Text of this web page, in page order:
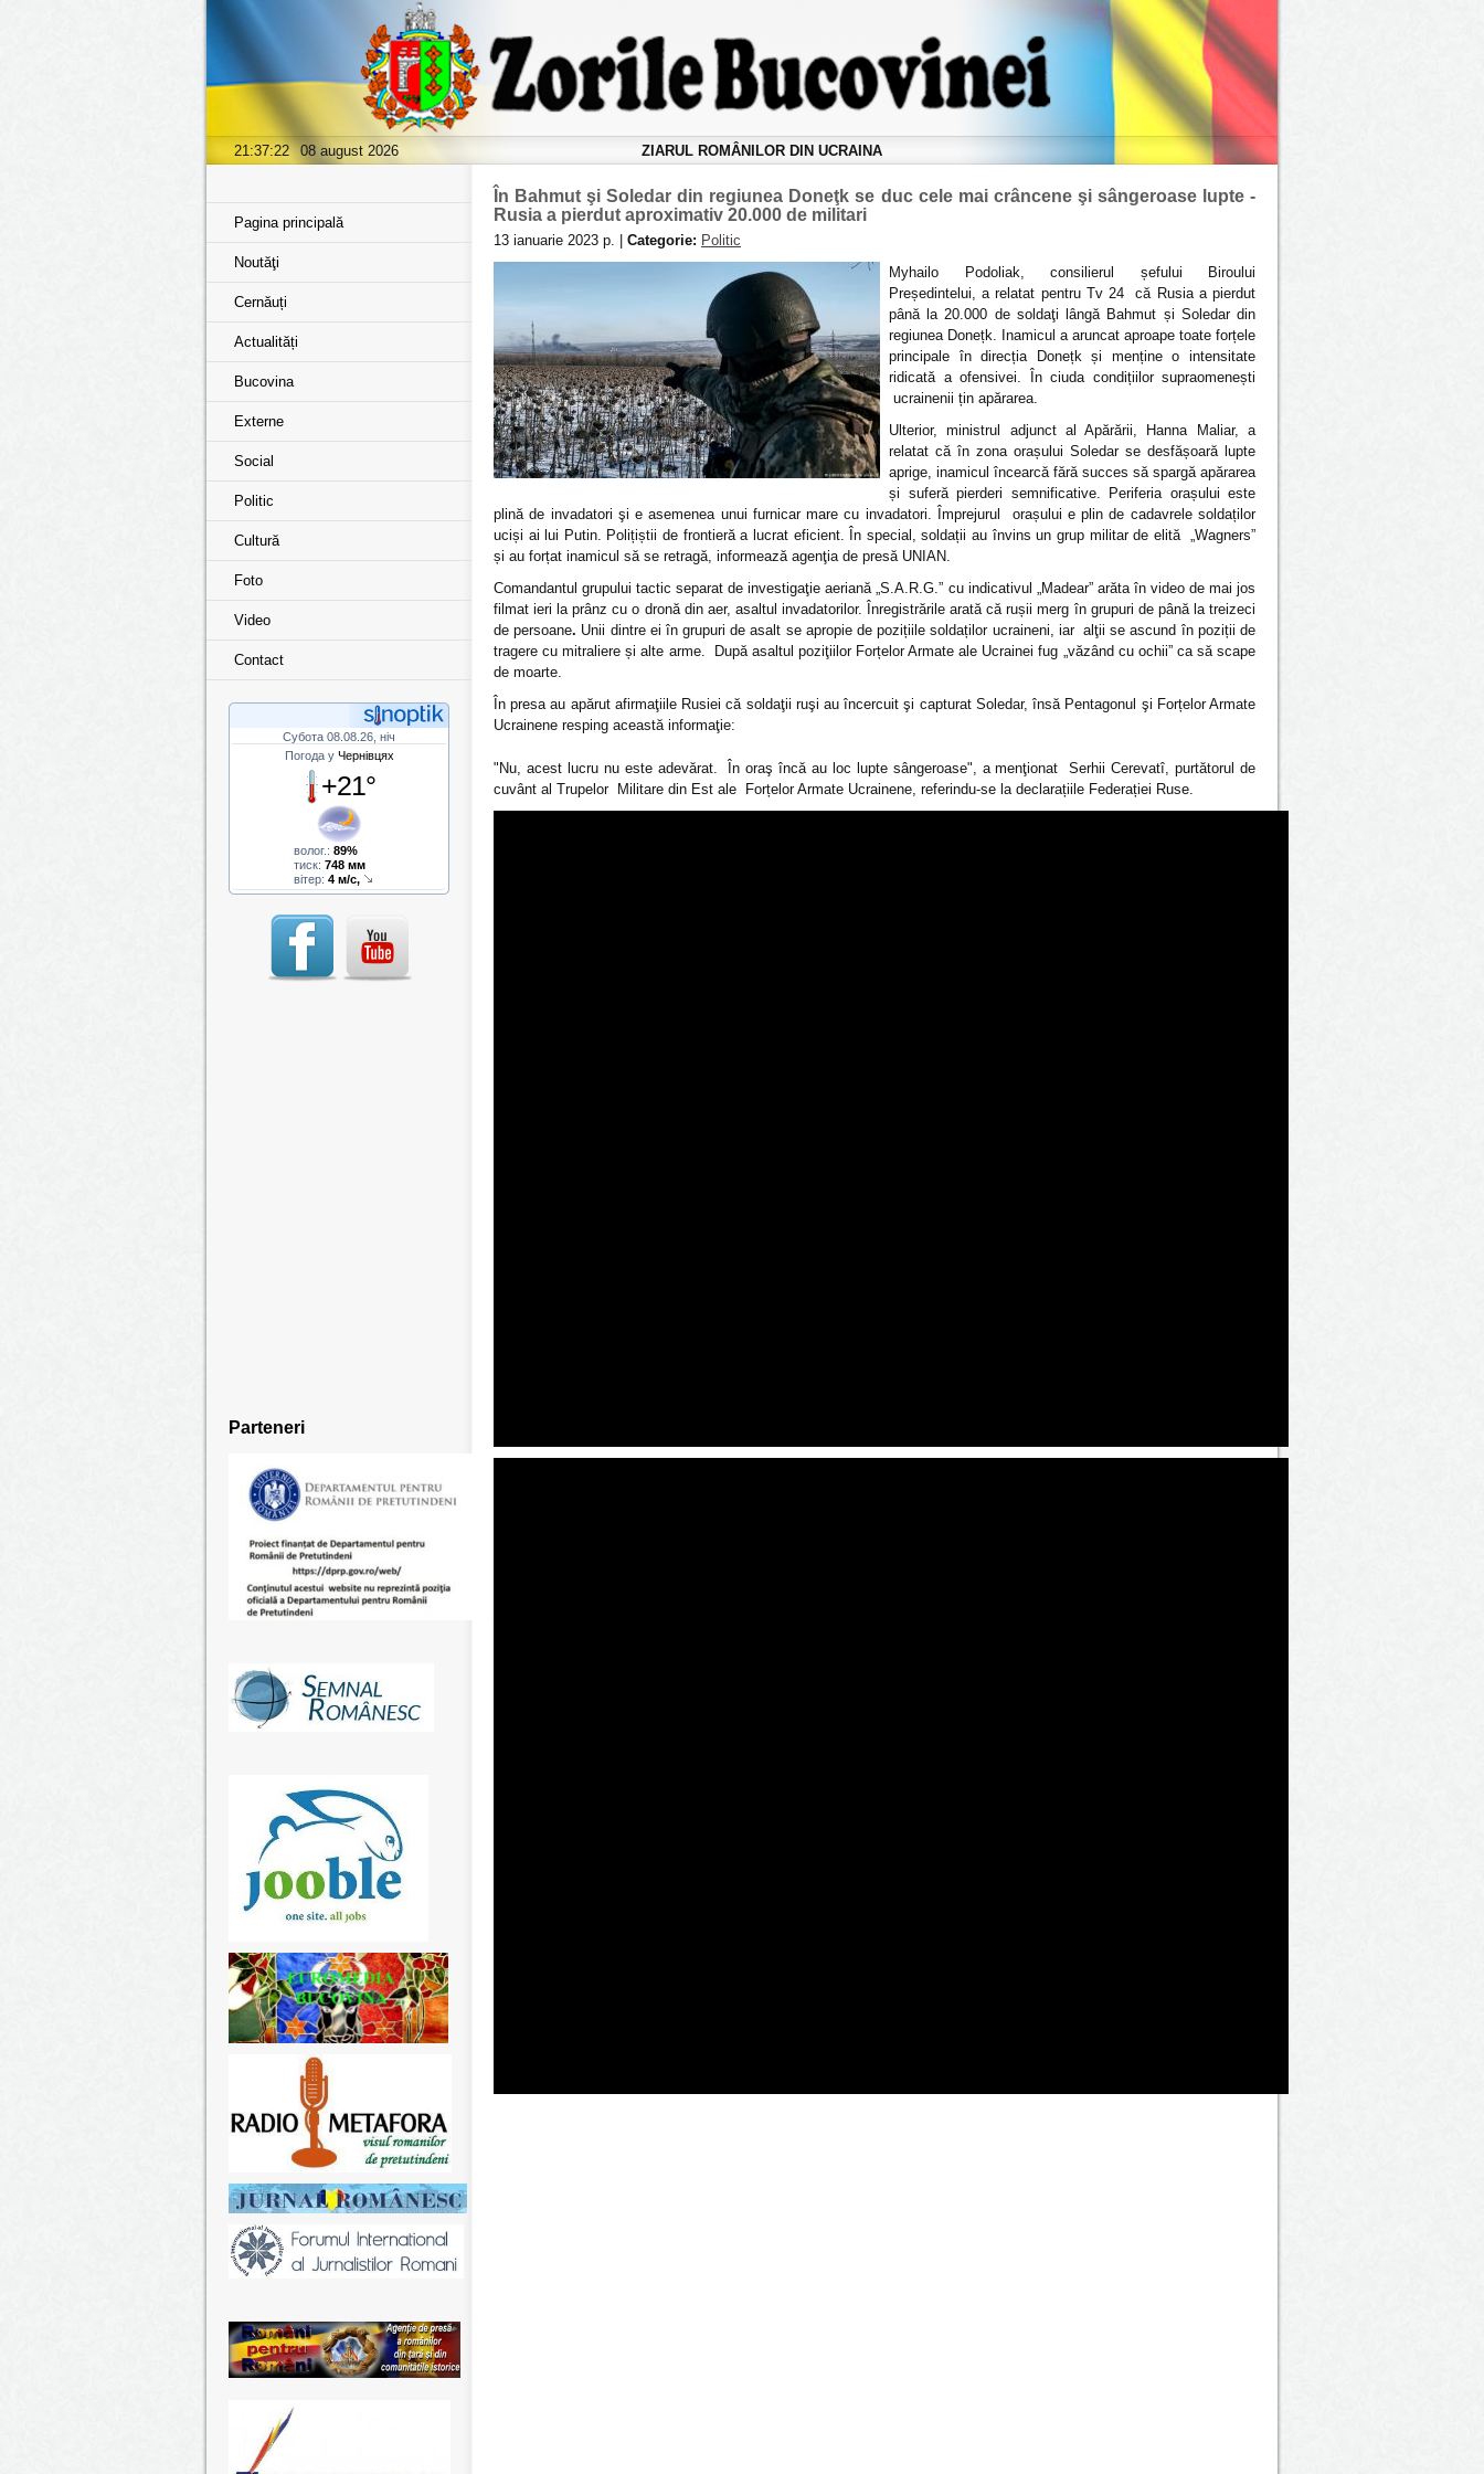
21:37:23 08 august 2026 ZIARUL ROMÂNILOR DIN UCRAINA
Pagina principală
Noutăţi
Cernăuți
Actualități
Bucovina
Externe
Social
Politic
Cultură
Foto
Video
Contact
Субота 08.08.26, ніч
Погода у Чернівцях
+21°
волог.: 89%
тиск: 748 мм
вітер: 4 м/с,
Parteneri
În Bahmut şi Soledar din regiunea Doneţk se duc cele mai crâncene şi sângeroase lupte -
Rusia a pierdut aproximativ 20.000 de militari
13 ianuarie 2023 р. | Categorie: Politic
Myhailo Podoliak, consilierul șefului Biroului
Președintelui, a relatat pentru Tv 24 că Rusia a pierdut
până la 20.000 de soldaţi lângă Bahmut și Soledar din
regiunea Donețk. Inamicul a aruncat aproape toate forțele
principale în direcția Donețk și menține o intensitate
ridicată a ofensivei. În ciuda condițiilor supraomenești
ucrainenii țin apărarea.
Ulterior, ministrul adjunct al Apărării, Hanna Maliar, a
relatat că în zona orașului Soledar se desfășoară lupte
aprige, inamicul încearcă fără succes să spargă apărarea
și suferă pierderi semnificative. Periferia orașului este
plină de invadatori şi e asemenea unui furnicar mare cu invadatori. Împrejurul orașului e plin de cadavrele soldaților
uciși ai lui Putin. Polițiștii de frontieră a lucrat eficient. În special, soldații au învins un grup militar de elită „Wagners”
și au forțat inamicul să se retragă, informează agenţia de presă UNIAN.
Comandantul grupului tactic separat de investigaţie aeriană „S.A.R.G.” cu indicativul „Madear” arăta în video de mai jos
filmat ieri la prânz cu o dronă din aer, asaltul invadatorilor. Înregistrările arată că rușii merg în grupuri de până la treizeci
de persoane. Unii dintre ei în grupuri de asalt se apropie de pozițiile soldaților ucraineni, iar alţii se ascund în poziții de
tragere cu mitraliere și alte arme. După asaltul poziţiilor Forțelor Armate ale Ucrainei fug „văzând cu ochii” ca să scape
de moarte.
În presa au apărut afirmaţiile Rusiei că soldaţii ruşi au încercuit şi capturat Soledar, însă Pentagonul şi Forțelor Armate
Ucrainene resping această informaţie:
"Nu, acest lucru nu este adevărat. În oraş încă au loc lupte sângeroase", a menţionat Serhii Cerevatî, purtătorul de
cuvânt al Trupelor Militare din Est ale Forțelor Armate Ucrainene, referindu-se la declarațiile Federației Ruse.